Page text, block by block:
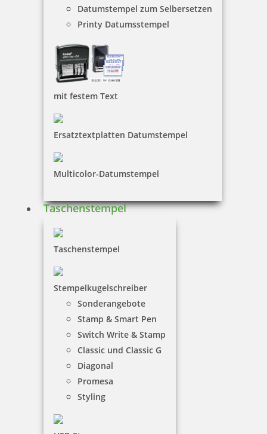
Datumstempel zum Selbersetzen
Printy Datumsstempel
mit festem Text
Ersatztextplatten Datumstempel
Multicolor-Datumstempel
Taschenstempel
Taschenstempel
Stempelkugelschreiber
Sonderangebote
Stamp & Smart Pen
Switch Write & Stamp
Classic und Classic G
Diagonal
Promesa
Styling
18,00 €
inkl. 19 % Mwst.
Trodat Printy 4750/L22 4.0 Datumstempel GESCANNT 39 x 22
mm
32,90 €